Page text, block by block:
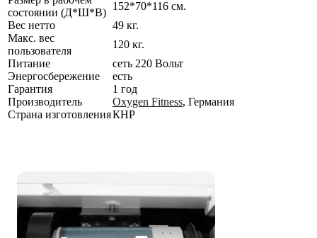
состоянии (Д*Ш*В)
152*70*116 см.
Вес нетто
49 кг.
Макс. вес
пользователя
120 кг.
Питание
сеть 220 Вольт
Энергосбережение
есть
Гарантия
1 год
Производитель
Oxygen Fitness, Германия
Страна изготовленияКНР